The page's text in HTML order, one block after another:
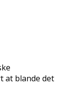
at blande det